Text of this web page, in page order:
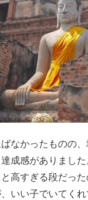
なかったものの
成感がありました
高すぎる段だっ
いい子でいてくれ